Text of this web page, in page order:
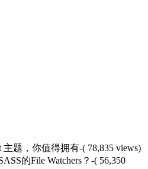
主题，你值得拥有-( 78,835 views)
的File Watchers？ -( 56,350